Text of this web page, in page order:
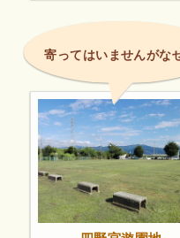
寄ってはいませんがな